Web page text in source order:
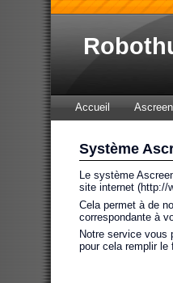
Accueil Ascreen
Système
Le système
site internet (http://
Cela permet à de
correspondante à
Notre service vous
pour cela remplir le